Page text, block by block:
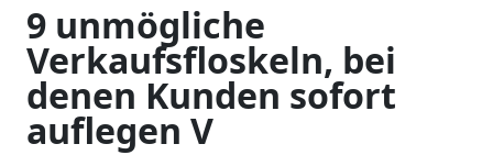
9 unmögliche
Verkaufsfloskeln, bei
denen Kunden sofort
auflegen V